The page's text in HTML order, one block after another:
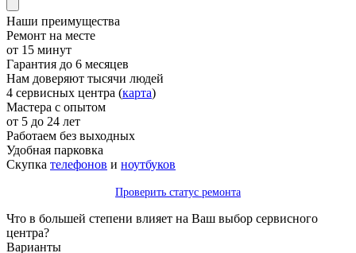
Наши преимущества
Ремонт на месте
от 15 минут
Гарантия до 6 месяцев
Нам доверяют тысячи людей
4 сервисных центра (карта)
Мастера с опытом
от 5 до 24 лет
Работаем без выходных
Удобная парковка
Скупка телефонов и ноутбуков
Проверить статус ремонта
Что в большей степени влияет на Ваш выбор сервисного
центра?
Варианты